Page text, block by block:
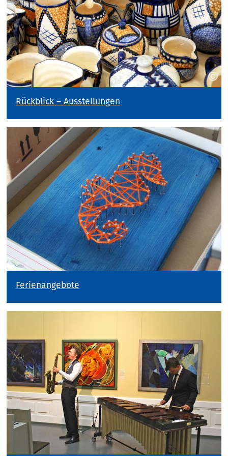
Rückblick – Ausstellungen
Ferienangebote